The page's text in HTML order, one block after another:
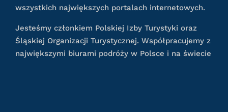
wszystkich największych portalach internetowych.
Jesteśmy członkiem Polskiej Izby Turystyki oraz
Śląskiej Organizacji Turystycznej. Współpracujemy z
największymi biurami podróży w Polsce i na świecie